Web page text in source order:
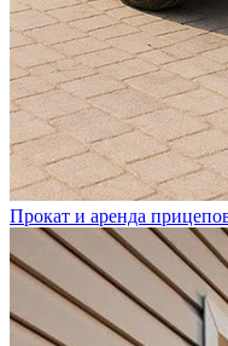
Прокат и аренда